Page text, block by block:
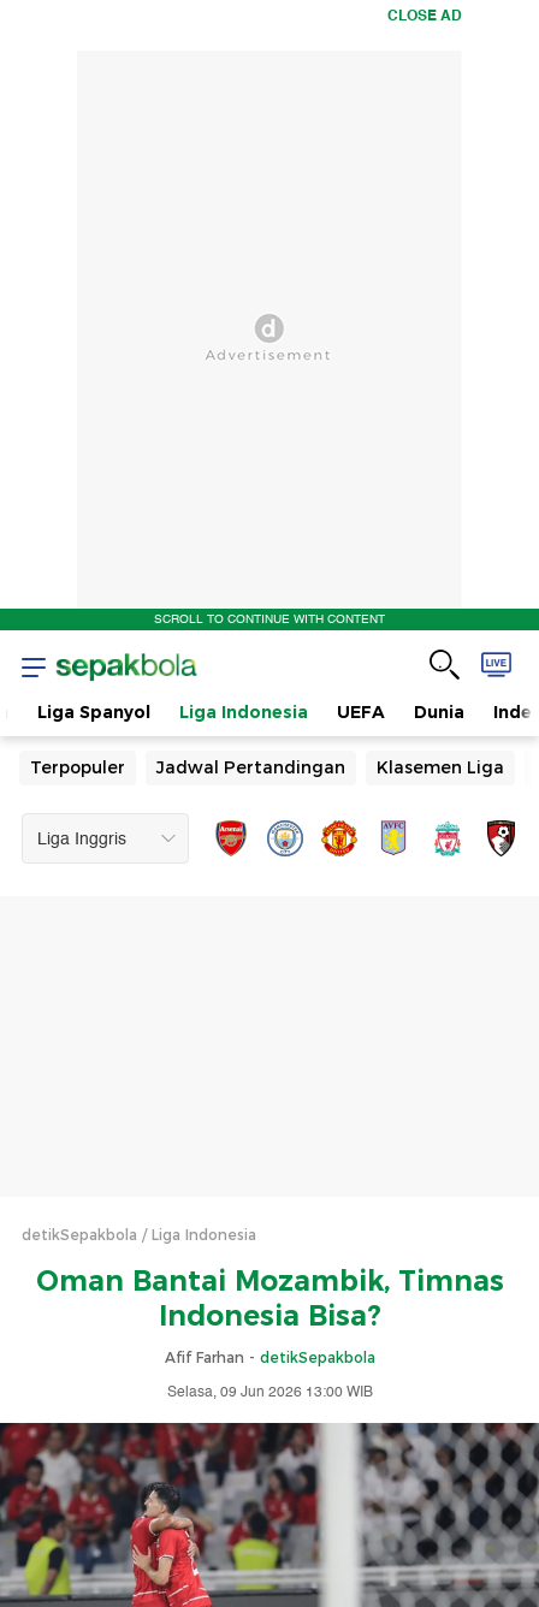
CLOSE AD
SCROLL TO CONTINUE WITH CONTENT
Liga Spanyol Liga Indonesia UEFA Dunia
Terpopuler Jadwal Pertandingan Klasemen Liga
detikSepakbola Liga Indonesia
Oman Bantai Mozambik, Timnas
Indonesia Bisa?
Afif Farhan - detikSepakbola
Selasa, 09 Jun 2026 13:00 WIB